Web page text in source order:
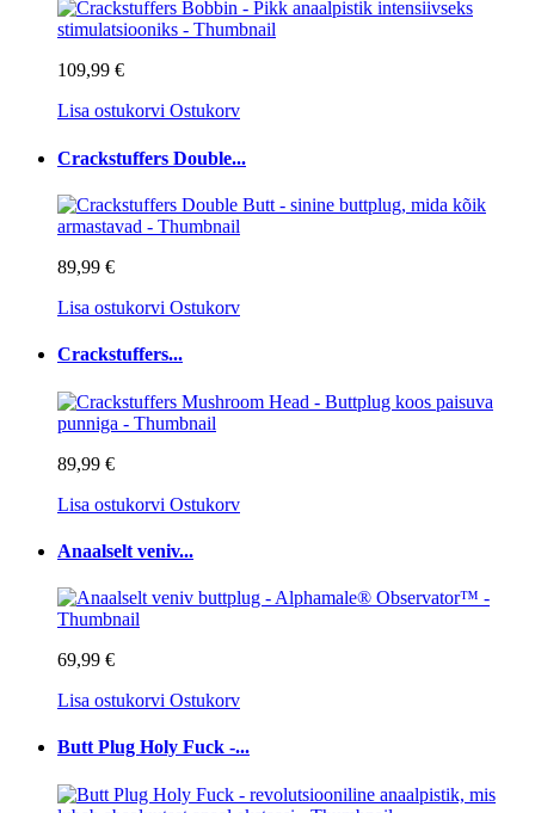
109,99 €
Lisa ostukorvi Ostukorv
Crackstuffers Double...
89,99 €
Lisa ostukorvi Ostukorv
Crackstuffers...
89,99 €
Lisa ostukorvi Ostukorv
Anaalselt veniv...
69,99 €
Lisa ostukorvi Ostukorv
Butt Plug Holy Fuck -...